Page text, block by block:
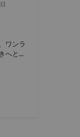
ワンラ
へとお